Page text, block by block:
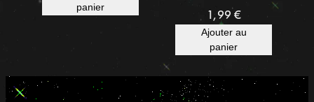
8
panier
1,99 €
Ajouter au
panier